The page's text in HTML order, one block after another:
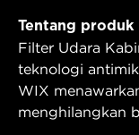
Tentang produk
Filter Udara
teknologi
WIX
menghilangkan